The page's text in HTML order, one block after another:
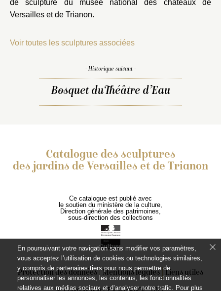
de sculpture du musée national des châteaux de
Versailles et de Trianon.
Voir toutes les sculptures associées
- Historique suivant -
Bosquet du Théâtre d’Eau
Catalogue des sculptures
des jardins de Versailles et de Trianon
Ce catalogue est publié avec
le soutien du ministère de la culture,
Direction générale des patrimoines,
sous-direction des collections
Protection des données Mentions légales Liens utiles
En poursuivant votre navigation sans modifier vos paramètres,
vous acceptez l’utilisation de cookies ou technologies similaires,
y compris de partenaires tiers pour nous permettre de
personnaliser les annonces, les contenus, les fonctionnalités
relatives aux médias sociaux et d’analyser notre trafic. Pour plus